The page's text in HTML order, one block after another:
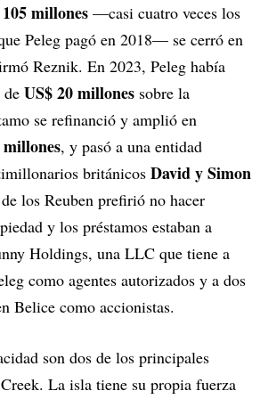
millones —casi cuatro veces los
Peleg pagó en 2018— se cerró en
Reznik. En 2023, Peleg había
de US$ 20 millones sobre la
se refinanció y amplió en
, y pasó a una entidad
británicos David y Simon
los Reuben prefirió no hacer
y los préstamos estaban a
Holdings, una LLC que tiene a
como agentes autorizados y a dos
Belice como accionistas.
son dos de los principales
La isla tiene su propia fuerza